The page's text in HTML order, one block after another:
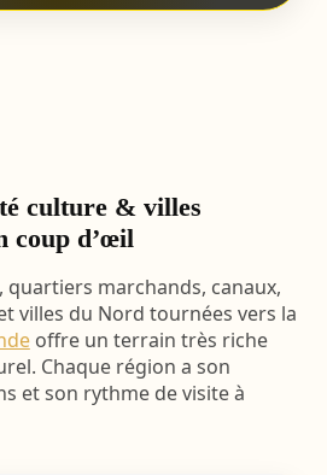
culture & villes
coup d’œil
quartiers marchands, canaux,
villes du Nord tournées vers la
offre un terrain très riche
Chaque région a son
et son rythme de visite à